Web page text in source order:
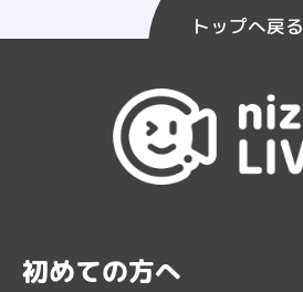
トップへ戻る
初めての方へ